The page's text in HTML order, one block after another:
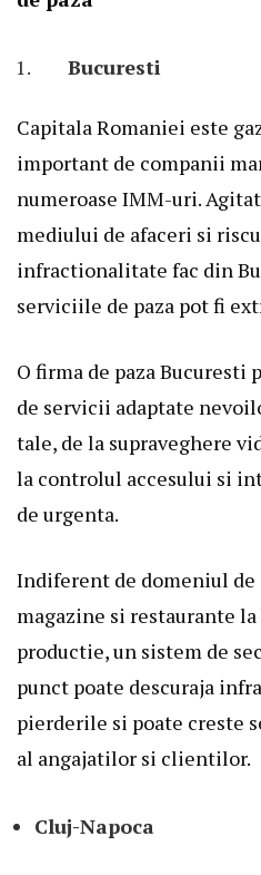
Bucuresti
Capitala Romaniei este
important de companii
numeroase IMM-uri.
mediului de afaceri si
infractionalitate fac din
serviciile de paza pot fi
O firma de paza Bucuresti
de servicii adaptate
tale, de la supraveghere
la controlul accesului si
de urgenta.
Indiferent de domeniul
magazine si restaurante
productie, un sistem de
punct poate descuraja
pierderile si poate creste
al angajatilor si clientilor.
Cluj-Napoca